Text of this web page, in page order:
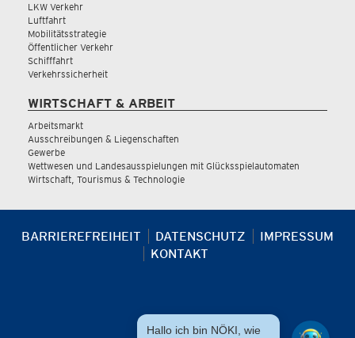
LKW Verkehr
Luftfahrt
Mobilitätsstrategie
Öffentlicher Verkehr
Schifffahrt
Verkehrssicherheit
WIRTSCHAFT & ARBEIT
Arbeitsmarkt
Ausschreibungen & Liegenschaften
Gewerbe
Wettwesen und Landesausspielungen mit Glücksspielautomaten
Wirtschaft, Tourismus & Technologie
BARRIEREFREIHEIT DATENSCHUTZ
IMPRESSUM
KONTAKT
Hallo ich bin NÖKI, wie